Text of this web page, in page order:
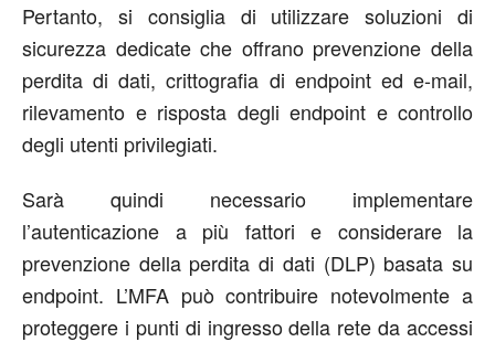
Pertanto, si consiglia di utilizzare soluzioni di
sicurezza dedicate che offrano prevenzione della
perdita di dati, crittografia di endpoint ed e-mail,
rilevamento e risposta degli endpoint e controllo
degli utenti privilegiati.
Sarà quindi necessario implementare
l’autenticazione a più fattori e considerare la
prevenzione della perdita di dati (DLP) basata su
endpoint. L’MFA può contribuire notevolmente a
proteggere i punti di ingresso della rete da accessi